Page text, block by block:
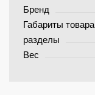
Бренд
Габариты товара
разделы
Вес